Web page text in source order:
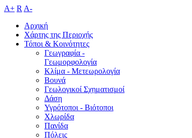
A+ R A-
Αρχική
Χάρτης της Περιοχής
Τόποι & Κοινότητες
Γεωγραφία -
Γεωμορφολογία
Κλίμα - Mετεωρολογία
Βουνά
Γεωλογικοί Σχηματισμοί
Δάση
Υγρότοποι - Βιότοποι
Χλωρίδα
Πανίδα
Πόλεις